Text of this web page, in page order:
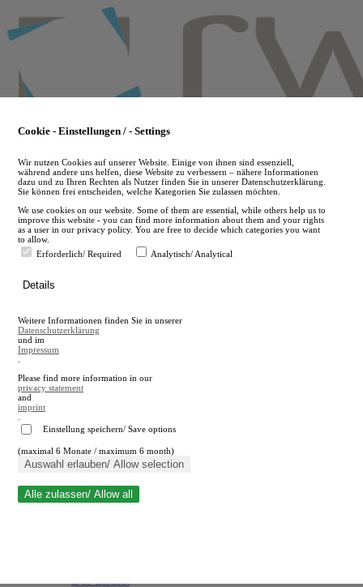
to
main
en
A
A
Suche schließen
Cookie - Einstellungen / - Settings
Wir nutzen Cookies auf unserer Website. Einige von ihnen sind essenziell,
während andere uns helfen, diese Website zu verbessern – nähere Informationen
dazu und zu Ihren Rechten als Nutzer finden Sie in unserer Datenschutzerklärung.
Sie können frei entscheiden, welche Kategorien Sie zulassen möchten.
We use cookies on our website. Some of them are essential, while others help us to
improve this website - you can find more information about them and your rights
as a user in our privacy policy. You are free to decide which categories you want
to allow.
Erforderlich/ Required
Analytisch/ Analytical
Details
Weitere Informationen finden Sie in unserer
Datenschutzerklärung
und im
Impressum
Please find more information in our
privacy statement
and
imprint
Einstellung speichern/ Save options
(maximal 6 Monate / maximum 6 month)
Auswahl erlauben/ Allow selection
Alle zulassen/ Allow all